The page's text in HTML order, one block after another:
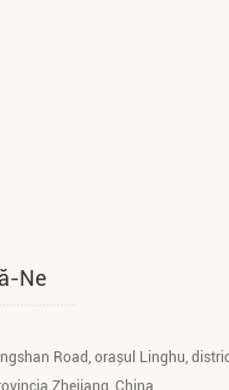
Ne
Road, orașul Linghu,
Zhejiang, China